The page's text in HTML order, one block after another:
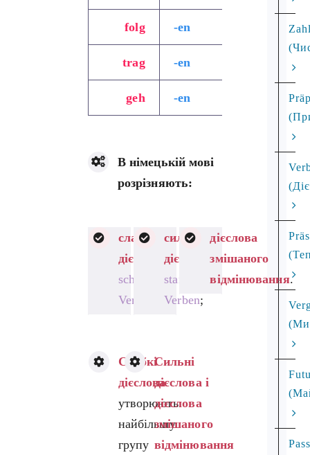
folg -en
trag -en носити
geh -en
В німецькій мові
розрізняють:
слабкі
дієслова
schwache
Verben
сильні
дієслова
starke
Verben;
дієслова
змішаного
відмінювання.
Слабкі
дієслова
утворюють
найбільшу
групу
Сильні
дієслова і
дієслова
змішаного
відмінювання